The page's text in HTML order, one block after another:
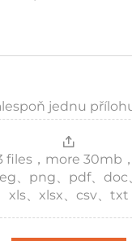
jednu
files，more 30mb
、png、pdf、doc
xls、xlsx、csv、txt